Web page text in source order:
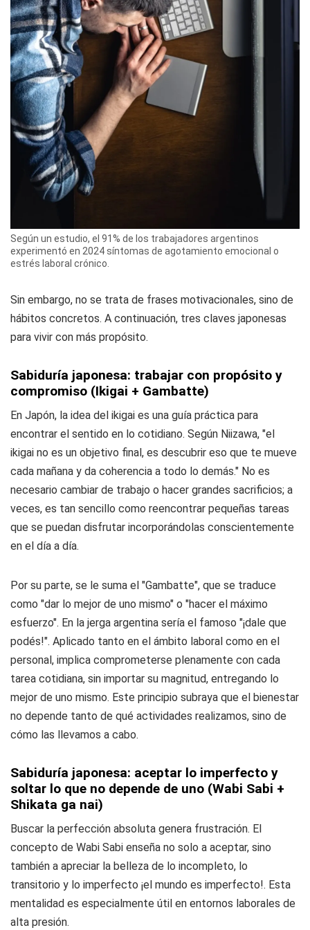
Según un estudio, el 91% de los trabajadores argentinos
experimentó en 2024 síntomas de agotamiento emocional o
estrés laboral crónico.
Sin embargo, no se trata de frases motivacionales, sino de
hábitos concretos. A continuación, tres claves japonesas
para vivir con más propósito.
Sabiduría japonesa: trabajar con propósito y
compromiso (Ikigai + Gambatte)
En Japón, la idea del ikigai es una guía práctica para
encontrar el sentido en lo cotidiano. Según Niizawa, "el
ikigai no es un objetivo final, es descubrir eso que te mueve
cada mañana y da coherencia a todo lo demás." No es
necesario cambiar de trabajo o hacer grandes sacrificios; a
veces, es tan sencillo como reencontrar pequeñas tareas
que se puedan disfrutar incorporándolas conscientemente
en el día a día.
Por su parte, se le suma el "Gambatte", que se traduce
como "dar lo mejor de uno mismo" o "hacer el máximo
esfuerzo". En la jerga argentina sería el famoso "¡dale que
podés!". Aplicado tanto en el ámbito laboral como en el
personal, implica comprometerse plenamente con cada
tarea cotidiana, sin importar su magnitud, entregando lo
mejor de uno mismo. Este principio subraya que el bienestar
no depende tanto de qué actividades realizamos, sino de
cómo las llevamos a cabo.
Sabiduría japonesa: aceptar lo imperfecto y
soltar lo que no depende de uno (Wabi Sabi +
Shikata ga nai)
Buscar la perfección absoluta genera frustración. El
concepto de Wabi Sabi enseña no solo a aceptar, sino
también a apreciar la belleza de lo incompleto, lo
transitorio y lo imperfecto ¡el mundo es imperfecto!. Esta
mentalidad es especialmente útil en entornos laborales de
alta presión.